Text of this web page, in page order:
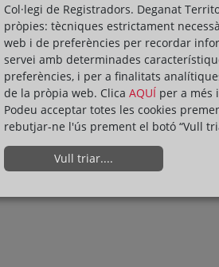
Col·legi de Registradors. Deganat
pròpies: tècniques estrictament
web i de preferències per recordar
servei amb determinades
preferències, i per a finalitats
de la pròpia web. Clica AQUÍ per a més
Podeu acceptar totes les cookies
rebutjar-ne l'ús prement el botó “Vull
Vull triar....